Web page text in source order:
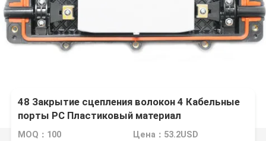
48 Закрытие сцепления волокон 4 Кабельные
порты PC Пластиковый материал
MOQ：100 Цена：53.2USD